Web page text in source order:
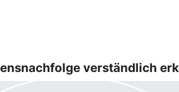
verständlich